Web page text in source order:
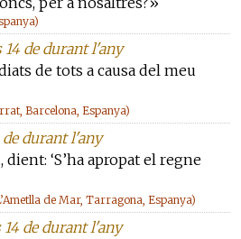
de durant l'any
de tots a causa del meu
Barcelona, Espanya)
durant l'any
dient: ‘S’ha apropat el regne
de Mar, Tarragona, Espanya)
de durant l'any